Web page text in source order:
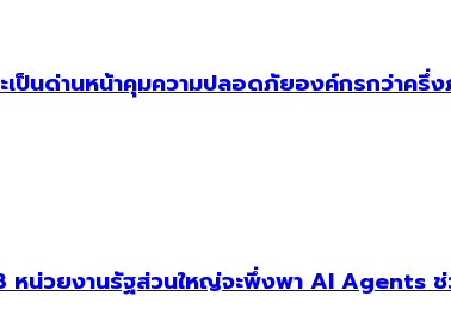
ป็นด่านหน้าคุมความปลอดภัยองค์กรกว่าครึ่ง
น่วยงานรัฐส่วนใหญ่จะพึ่งพา AI Agents ช่